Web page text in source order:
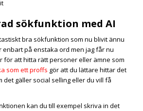
sökfunktion med AI
bra sökfunktion som nu blivit ännu
enbart på enstaka ord men jag får nu
för att hitta rätt personer eller ämne som
som ett proffs gör att du lättare hittar det
det gäller social selling eller du vill få
kan du till exempel skriva in det